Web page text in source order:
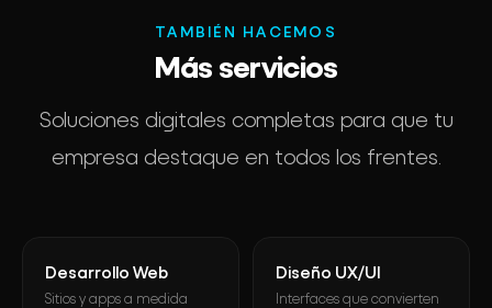
TAMBIÉN HACEMOS
Más servicios
Soluciones digitales completas para que tu
empresa destaque en todos los frentes.
Desarrollo Web
Sitios y apps a medida
Diseño UX/UI
Interfaces que convierten